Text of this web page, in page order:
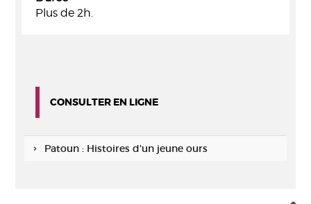
Plus de 2h.
CONSULTER EN LIGNE
Patoun : Histoires d'un jeune ours